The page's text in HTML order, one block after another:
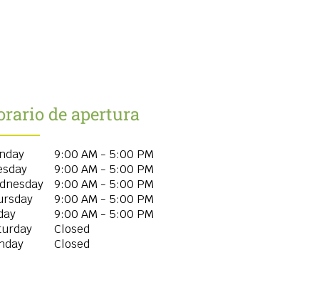
de apertura
9:00 AM - 5:00 PM
9:00 AM - 5:00 PM
9:00 AM - 5:00 PM
9:00 AM - 5:00 PM
9:00 AM - 5:00 PM
Closed
Closed